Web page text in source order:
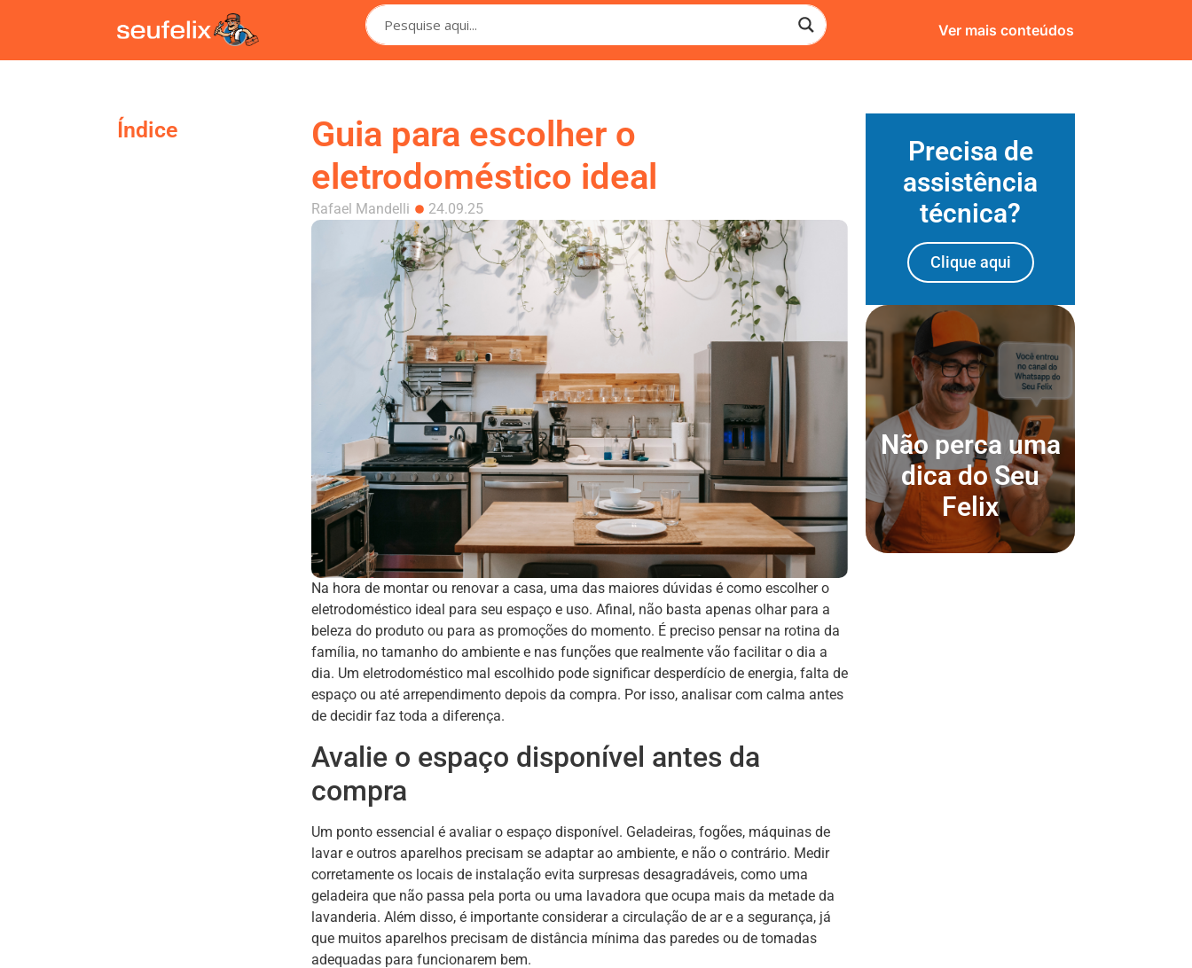
Ver mais conteúdos
Índice
Guia para escolher o
eletrodoméstico ideal
Rafael Mandelli 24.09.25
Na hora de montar ou renovar a casa, uma das maiores dúvidas é como escolher o
eletrodoméstico ideal para seu espaço e uso. Afinal, não basta apenas olhar para a
beleza do produto ou para as promoções do momento. É preciso pensar na rotina da
família, no tamanho do ambiente e nas funções que realmente vão facilitar o dia a
dia. Um eletrodoméstico mal escolhido pode significar desperdício de energia, falta de
espaço ou até arrependimento depois da compra. Por isso, analisar com calma antes
de decidir faz toda a diferença.
Avalie o espaço disponível antes da
compra
Um ponto essencial é avaliar o espaço disponível. Geladeiras, fogões, máquinas de
lavar e outros aparelhos precisam se adaptar ao ambiente, e não o contrário. Medir
corretamente os locais de instalação evita surpresas desagradáveis, como uma
geladeira que não passa pela porta ou uma lavadora que ocupa mais da metade da
lavanderia. Além disso, é importante considerar a circulação de ar e a segurança, já
que muitos aparelhos precisam de distância mínima das paredes ou de tomadas
adequadas para funcionarem bem.
Precisa de
assistência
técnica?
Clique aqui
Não perca uma
dica do Seu
Felix
Entre para o
Canal do
Whatsapp
Entrar agora